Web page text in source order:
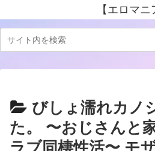
【エロマニ
びしょ濡れカノ
た。 〜おじさんと
ラブ同棲性活〜 モ